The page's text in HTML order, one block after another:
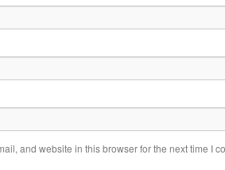
and website in this browser for the next time I